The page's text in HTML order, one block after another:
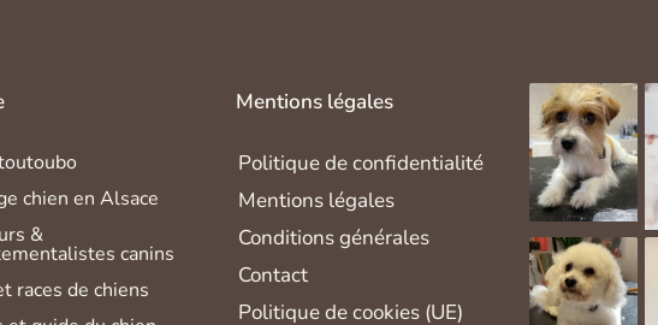
chien en Alsace
&
canins
races de chiens
Mentions légales
Politique de confidentialité
Mentions légales
Conditions générales
Contact
Politique de cookies (UE)